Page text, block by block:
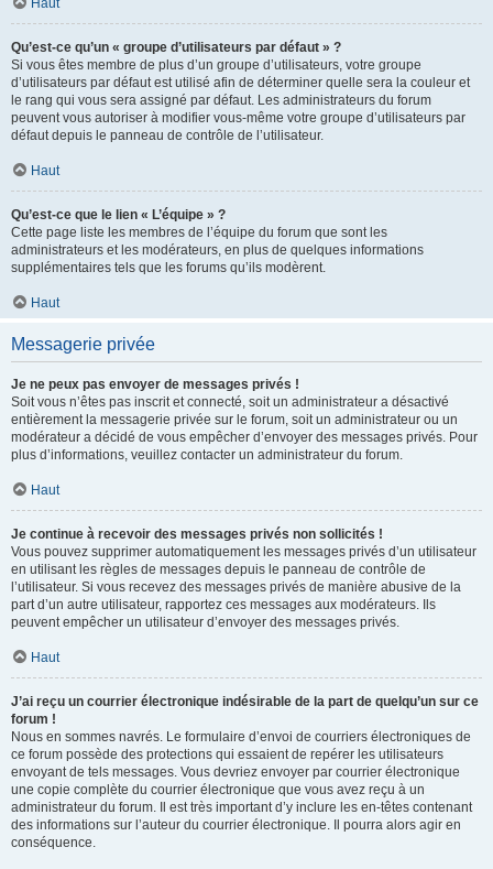
Haut
Qu’est-ce qu’un « groupe d’utilisateurs par défaut » ?
Si vous êtes membre de plus d’un groupe d’utilisateurs, votre groupe
d’utilisateurs par défaut est utilisé afin de déterminer quelle sera la couleur et
le rang qui vous sera assigné par défaut. Les administrateurs du forum
peuvent vous autoriser à modifier vous-même votre groupe d’utilisateurs par
défaut depuis le panneau de contrôle de l’utilisateur.
Haut
Qu’est-ce que le lien « L’équipe » ?
Cette page liste les membres de l’équipe du forum que sont les
administrateurs et les modérateurs, en plus de quelques informations
supplémentaires tels que les forums qu’ils modèrent.
Haut
Messagerie privée
Je ne peux pas envoyer de messages privés !
Soit vous n’êtes pas inscrit et connecté, soit un administrateur a désactivé
entièrement la messagerie privée sur le forum, soit un administrateur ou un
modérateur a décidé de vous empêcher d’envoyer des messages privés. Pour
plus d’informations, veuillez contacter un administrateur du forum.
Haut
Je continue à recevoir des messages privés non sollicités !
Vous pouvez supprimer automatiquement les messages privés d’un utilisateur
en utilisant les règles de messages depuis le panneau de contrôle de
l’utilisateur. Si vous recevez des messages privés de manière abusive de la
part d’un autre utilisateur, rapportez ces messages aux modérateurs. Ils
peuvent empêcher un utilisateur d’envoyer des messages privés.
Haut
J’ai reçu un courrier électronique indésirable de la part de quelqu’un sur ce
forum !
Nous en sommes navrés. Le formulaire d’envoi de courriers électroniques de
ce forum possède des protections qui essaient de repérer les utilisateurs
envoyant de tels messages. Vous devriez envoyer par courrier électronique
une copie complète du courrier électronique que vous avez reçu à un
administrateur du forum. Il est très important d’y inclure les en-têtes contenant
des informations sur l’auteur du courrier électronique. Il pourra alors agir en
conséquence.